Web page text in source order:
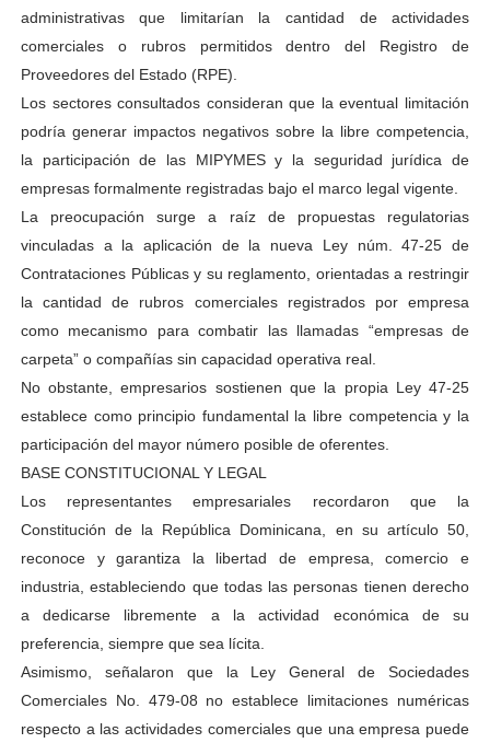
administrativas que limitarían la cantidad de actividades
comerciales o rubros permitidos dentro del Registro de
Proveedores del Estado (RPE).
Los sectores consultados consideran que la eventual limitación
podría generar impactos negativos sobre la libre competencia,
la participación de las MIPYMES y la seguridad jurídica de
empresas formalmente registradas bajo el marco legal vigente.
La preocupación surge a raíz de propuestas regulatorias
vinculadas a la aplicación de la nueva Ley núm. 47-25 de
Contrataciones Públicas y su reglamento, orientadas a restringir
la cantidad de rubros comerciales registrados por empresa
como mecanismo para combatir las llamadas “empresas de
carpeta” o compañías sin capacidad operativa real.
No obstante, empresarios sostienen que la propia Ley 47-25
establece como principio fundamental la libre competencia y la
participación del mayor número posible de oferentes.
BASE CONSTITUCIONAL Y LEGAL
Los representantes empresariales recordaron que la
Constitución de la República Dominicana, en su artículo 50,
reconoce y garantiza la libertad de empresa, comercio e
industria, estableciendo que todas las personas tienen derecho
a dedicarse libremente a la actividad económica de su
preferencia, siempre que sea lícita.
Asimismo, señalaron que la Ley General de Sociedades
Comerciales No. 479-08 no establece limitaciones numéricas
respecto a las actividades comerciales que una empresa puede